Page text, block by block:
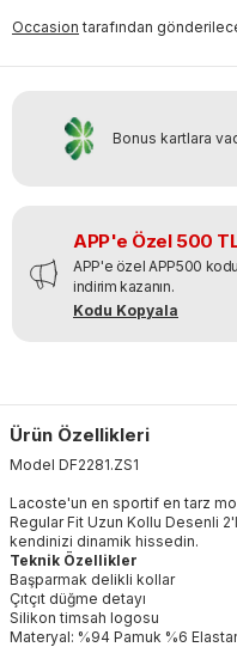
Occasion tarafından
Bonus kartlara
APP'e Özel 500
APP'e özel APP500
indirim kazanın.
Kodu Kopyala
Ürün Özellikleri
Model DF2281.ZS1
Lacoste'un en sportif en tarz
Regular Fit Uzun Kollu Desenli
kendinizi dinamik hissedin.
Teknik Özellikler
Başparmak delikli kollar
Çıtçıt düğme detayı
Silikon timsah logosu
Materyal: %94 Pamuk %6